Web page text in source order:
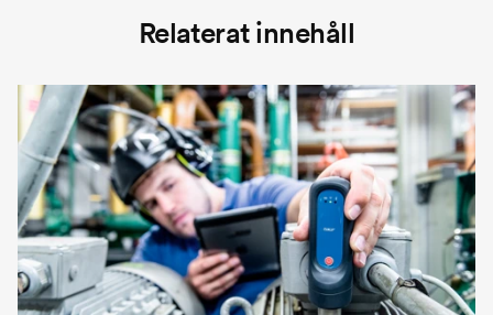
Relaterat innehåll